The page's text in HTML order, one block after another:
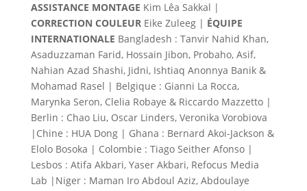
ASSISTANCE MONTAGE Kim Lêa Sakkal |
CORRECTION COULEUREike Zuleeg | ÉQUIPE
INTERNATIONALE Bangladesh : Tanvir Nahid Khan,
Asaduzzaman Farid, Hossain Jibon, Probaho, Asif,
Nahian Azad Shashi, Jidni, Ishtiaq Anonnya Banik &
Mohamad Rasel | Belgique : Gianni La Rocca,
Marynka Seron, Clelia Robaye & Riccardo Mazzetto |
Berlin : Chao Liu, Oscar Linders, Veronika Vorobiova
|Chine : HUA Dong | Ghana : Bernard Akoi-Jackson &
Elolo Bosoka | Colombie : Tiago Seither Afonso |
Lesbos : Atifa Akbari, Yaser Akbari, Refocus Media
Lab |Niger : Maman Iro Abdoul Aziz, Abdoulaye